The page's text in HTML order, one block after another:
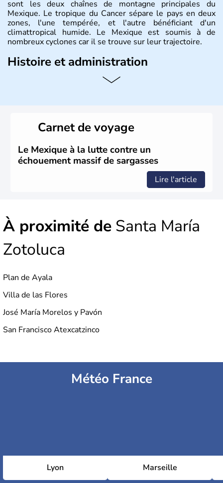
sont les deux chaînes de montagne principales du
Mexique. Le tropique du Cancer sépare le pays en deux
zones, l'une tempérée, et l'autre bénéficiant d'un
climattropical humide. Le Mexique est soumis à de
nombreux cyclones car il se trouve sur leur trajectoire.
Histoire et administration
Bordé au Sud par le Guatemala et le Belize, le Mexique
Carnet de voyage
Le Mexique à la lutte contre un
échouement massif de sargasses
Lire l'article
À proximité de Santa María
Zotoluca
Plan de Ayala
Villa de las Flores
José María Morelos y Pavón
San Francisco Atexcatzinco
Météo France
Lyon Marseille